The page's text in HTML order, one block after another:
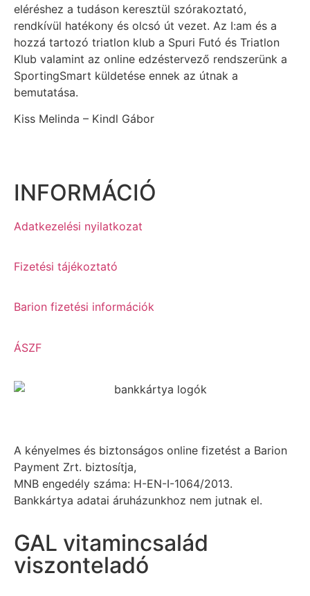
eléréshez a tudáson keresztül szórakoztató,
rendkívül hatékony és olcsó út vezet. Az I:am és a
hozzá tartozó triatlon klub a Spuri Futó és Triatlon
Klub valamint az online edzéstervező rendszerünk a
SportingSmart küldetése ennek az útnak a
bemutatása.
Kiss Melinda – Kindl Gábor
INFORMÁCIÓ
Adatkezelési nyilatkozat
Fizetési tájékoztató
Barion fizetési információk
ÁSZF
A kényelmes és biztonságos online fizetést a Barion
Payment Zrt. biztosítja,
MNB engedély száma: H-EN-I-1064/2013.
Bankkártya adatai áruházunkhoz nem jutnak el.
GAL vitamincsalád
viszonteladó